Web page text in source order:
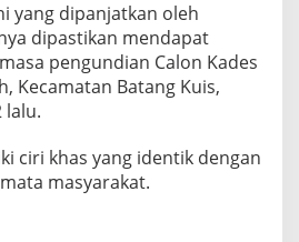
yang dipanjatkan oleh
dipastikan mendapat
pengundian Calon Kades
Kecamatan Batang Kuis,
lalu.
ciri khas yang identik dengan
masyarakat.